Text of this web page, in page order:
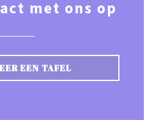
met ons op
EEN TAFEL